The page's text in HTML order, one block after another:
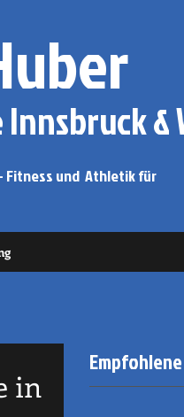
&
Fitness und Athletik für
in